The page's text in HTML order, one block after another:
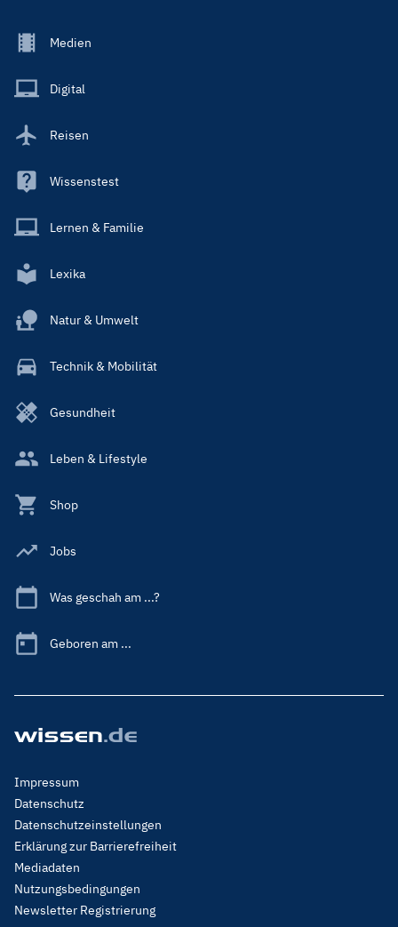
Footer
Main
Medien
Digital
Reisen
Wissenstest
Lernen & Familie
Lexika
Natur & Umwelt
Technik & Mobilität
Gesundheit
Leben & Lifestyle
Shop
Jobs
Was geschah am ...?
Geboren am ...
Footer
Menu
Legal
Impressum
Datenschutz
Datenschutzeinstellungen
Erklärung zur Barrierefreiheit
Mediadaten
Nutzungsbedingungen
Newsletter Registrierung